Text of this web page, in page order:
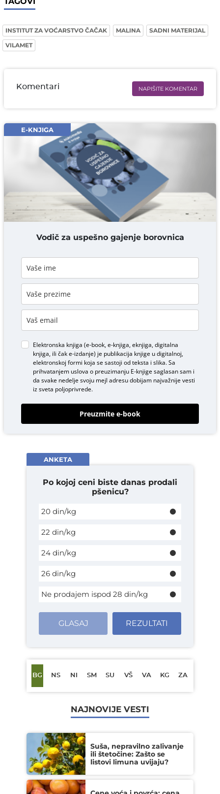
INSTITUT ZA VOĆARSTVO ČAČAK MALINA
SADNI MATERIJAL
VILAMET
Komentari NAPIŠITE KOMENTAR
Email* obavezno
Komentar* obavezno
DODAJ KOMENTAR
E-KNJIGA
Vodič za uspešno gajenje borovnica
Elektronska knjiga (e-book, e-knjiga, eknjiga, digitalna
knjiga, ili čak e-izdanje) je publikacija knjige u digitalnoj,
elektronskoj formi koja se sastoji od teksta i slika. Sa
prihvatanjem uslova o preuzimanju E-knjigesaglasan sam i
da svake nedelje svoju mejl adresu dobijam najvažnije vesti
iz sveta poljoprivrede.
Preuzmite e-book
ANKETA
Po kojoj ceni biste danas prodali
pšenicu?
20 din/kg
22 din/kg
24 din/kg
26 din/kg
Ne prodajem ispod 28 din/kg
GLASAJ REZULTATI
BG NS NI SM SU VŠ VA KG ZA
NAJNOVIJE VESTI
Suša, nepravilno zalivanje
ili štetočine: Zašto se
listovi limuna uvijaju?